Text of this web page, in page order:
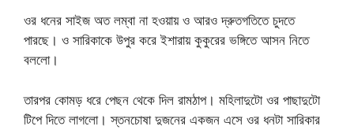
ওর ধনের সাইজ অত লম্বা না হওয়ায় ও আরও দ্রুতগতিতে চুদতে
পারছে। ও সারিকাকে উপুর করে ইশারায় কুকুরের ভঙ্গিতে আসন নিতে
বললো।
তারপর কোমড় ধরে পেছন থেকে দিল রামঠাপ। মহিলাদুটো ওর পাছাদুটো
টিপে দিতে লাগলো। স্তনচোষা দুজনের একজন এসে ওর ধনটা সারিকার